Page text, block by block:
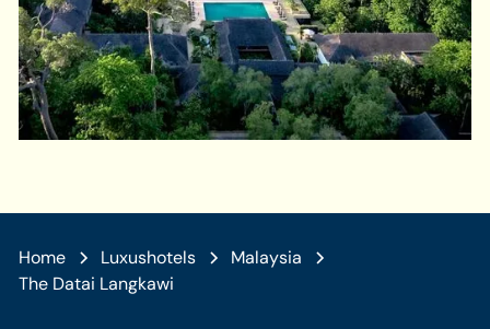
Home Luxushotels
Malaysia
The Datai Langkawi